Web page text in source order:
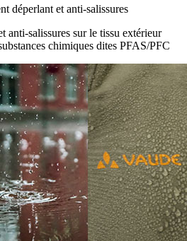
déperlant et anti-salissures
anti-salissures sur le tissu extérieur
chimiques dites PFAS/PFC